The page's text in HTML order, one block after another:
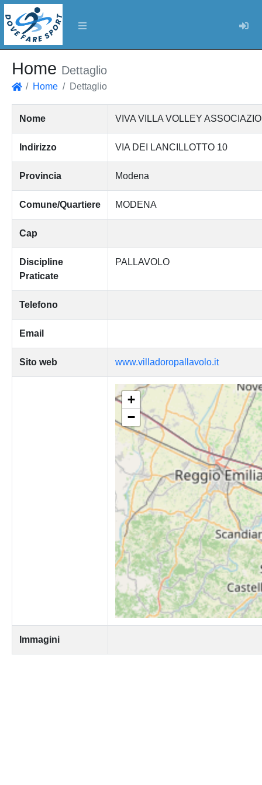
Home Dettaglio
Home Dettaglio
Nome VIVA VILLA VOLLEY
Indirizzo VIA DEI LANCILLOTTO 10
Provincia Modena
Comune/Quartiere MODENA
Cap
Discipline
Praticate
PALLAVOLO
Telefono
Email
Sito web www.villadoropallavolo.it
+
−
Immagini